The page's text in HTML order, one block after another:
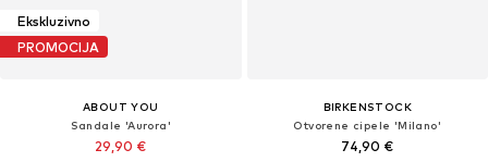
Ekskluzivno
PROMOCIJA
ABOUT YOU
Sandale 'Aurora'
29,90 €
BIRKENSTOCK
Otvorene cipele 'Milano'
74,90 €